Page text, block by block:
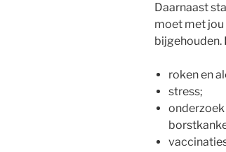
Daarnaast
moet met
bijgehouden.
roken en
stress;